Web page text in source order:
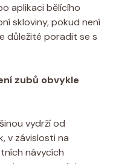
aplikaci bělícího
skloviny, pokud není
důležité poradit se s
zubů obvykle
vydrží od
v závislosti na
návycích